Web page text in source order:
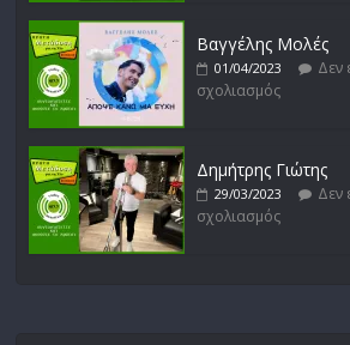
Βαγγέλης Μολές
01/04/2023
Δεν
σχολιασμός
Δημήτρης Γιώτης
29/03/2023
Δεν
σχολιασμός